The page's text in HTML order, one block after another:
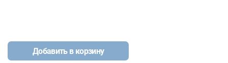
Добавить в корзину